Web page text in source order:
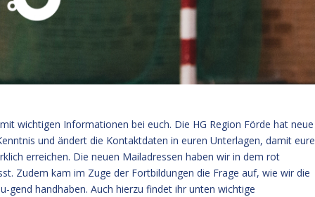
wichtigen Informationen bei euch. Die HG Region Förde hat neue
und ändert die Kontaktdaten in euren Unterlagen, damit eure
erreichen. Die neuen Mailadressen haben wir in dem rot
Zudem kam im Zuge der Fortbildungen die Frage auf, wie wir die
gend handhaben. Auch hierzu findet ihr unten wichtige